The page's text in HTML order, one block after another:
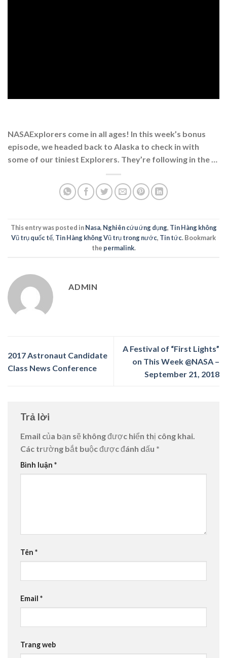
NASAExplorers come in all ages! In this week’s bonus
episode, we headed back to Alaska to check in with
some of our tiniest Explorers. They’re following in the …
This entry was posted inNasa, Nghiên cứu ứng dụng, Tin Hàng không
Vũ trụ quốc tế, Tin Hàng không Vũ trụ trong nước, Tin tức. Bookmark
the permalink.
ADMIN
2017 Astronaut Candidate
Class News Conference
A Festival of “First Lights”
on This Week @NASA –
September 21, 2018
Trả lời
Email của bạn sẽ không được hiển thị công khai.
Các trường bắt buộc được đánh dấu *
Bình luận *
Tên *
Email *
Trang web